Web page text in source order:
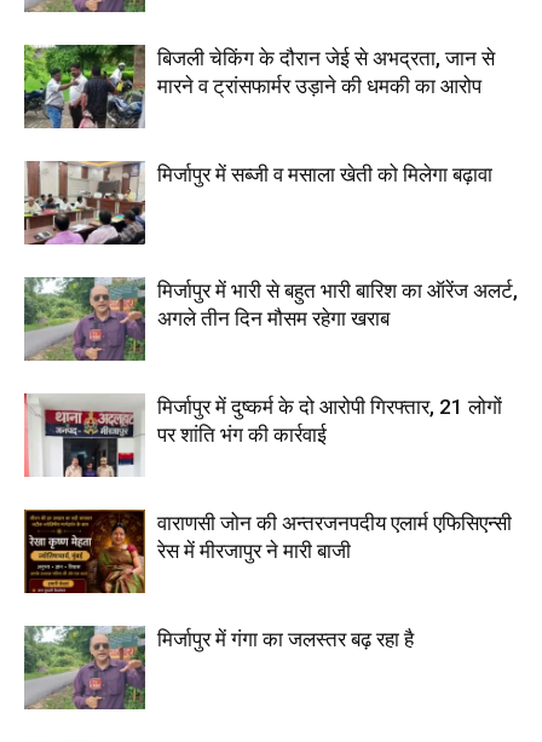
बिजली चेकिंग के दौरान जेई से अभद्रता, जान से
मारने व ट्रांसफार्मर उड़ाने की धमकी का आरोप
मिर्जापुर में सब्जी व मसाला खेती को मिलेगा बढ़ावा
मिर्जापुर में भारी से बहुत भारी बारिश का ऑरेंज अलर्ट,
अगले तीन दिन मौसम रहेगा खराब
मिर्जापुर में दुष्कर्म के दो आरोपी गिरफ्तार, 21 लोगों
पर शांति भंग की कार्रवाई
वाराणसी जोन की अन्तरजनपदीय एलार्म एफिसिएन्सी
रेस में मीरजापुर ने मारी बाजी
मिर्जापुर में गंगा का जलस्तर बढ़ रहा है